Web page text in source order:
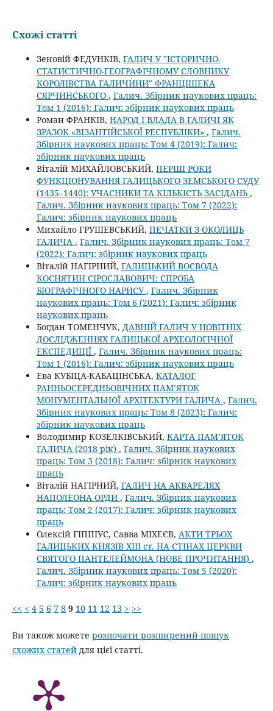
Схожі статті
Зеновій ФЕДУНКІВ, ГАЛИЧ У "ІСТОРИЧНО-
СТАТИСТИЧНО-ГЕОГРАФІЧНОМУ СЛОВНИКУ
КОРОЛІВСТВА ГАЛИЧИНИ" ФРАНЦІШЕКА
СЯРЧИНСЬКОГО , Галич. Збірник наукових праць:
Том 1 (2016): Галич: збірник наукових праць
Роман ФРАНКІВ, НАРОД І ВЛАДА В ГАЛИЧІ ЯК
ЗРАЗОК «ВІЗАНТІЙСЬКОЇ РЕСПУБЛІКИ» , Галич.
Збірник наукових праць: Том 4 (2019): Галич:
збірник наукових праць
Віталій МИХАЙЛОВСЬКИЙ, ПЕРШІ РОКИ
ФУНКЦІОНУВАННЯ ГАЛИЦЬКОГО ЗЕМСЬКОГО СУДУ
(1435–1440): УЧАСНИКИ ТА КІЛЬКІСТЬ ЗАСІДАНЬ ,
Галич. Збірник наукових праць: Том 7 (2022):
Галич: збірник наукових праць
Михайло ГРУШЕВСЬКИЙ, ПЕЧАТКИ З ОКОЛИЦЬ
ГАЛИЧА , Галич. Збірник наукових праць: Том 7
(2022): Галич: збірник наукових праць
Віталій НАГІРНИЙ, ГАЛИЦЬКИЙ ВОЄВОДА
КОСНЯТИН СІРОСЛАВОВИЧ: СПРОБА
БІОГРАФІЧНОГО НАРИСУ, Галич. Збірник
наукових праць: Том 6 (2021): Галич: збірник
наукових праць
Богдан ТОМЕНЧУК, ДАВНІЙ ГАЛИЧ У НОВІТНІХ
ДОСЛІДЖЕННЯХ ГАЛИЦЬКОЇ АРХЕОЛОГІЧНОЇ
ЕКСПЕДИЦІЇ , Галич. Збірник наукових праць:
Том 1 (2016): Галич: збірник наукових праць
Ева КУБІЦА-КАБАЦІНСЬКА, КАТАЛОГ
РАННЬОСЕРЕДНЬОВІЧНИХ ПАМ’ЯТОК
МОНУМЕНТАЛЬНОЇ АРХІТЕКТУРИ ГАЛИЧА , Галич.
Збірник наукових праць: Том 8 (2023): Галич:
збірник наукових праць
Володимир КОЗЕЛКІВСЬКИЙ, КАРТА ПАМ’ЯТОК
ГАЛИЧА (2018 рік) , Галич. Збірник наукових
праць: Том 3 (2018): Галич: збірник наукових
праць
Віталій НАГІРНИЙ, ГАЛИЧ НА АКВАРЕЛЯХ
НАПОЛЕОНА ОРДИ , Галич. Збірник наукових
праць: Том 2 (2017): Галич: збірник наукових
праць
Олексій ГІППІУС, Савва МІХЕЄВ, АКТИ ТРЬОХ
ГАЛИЦЬКИХ КНЯЗІВ XIII ст. НА СТІНАХ ЦЕРКВИ
СВЯТОГО ПАНТЕЛЕЙМОНА (НОВЕ ПРОЧИТАННЯ) ,
Галич. Збірник наукових праць: Том 5 (2020):
Галич: збірник наукових праць
<< < 4 5 6 7 8 9 10 11 12 13 > >>
Ви також можете розпочати розширений пошук
схожих статейдля цієї статті.